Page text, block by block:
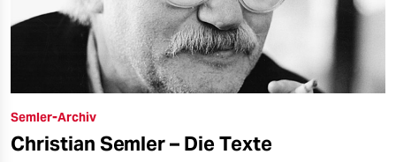
Semler-Archiv
Christian Semler – Die Texte